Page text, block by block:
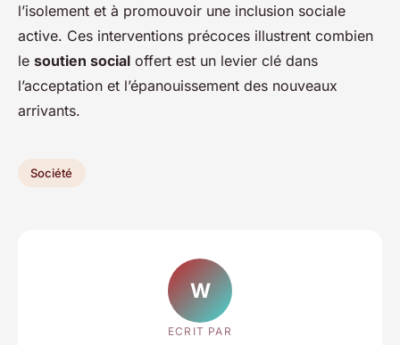
l’isolement et à promouvoir une inclusion sociale
active. Ces interventions précoces illustrent combien
le soutien social offert est un levier clé dans
l’acceptation et l’épanouissement des nouveaux
arrivants.
Société
W
ECRIT PAR